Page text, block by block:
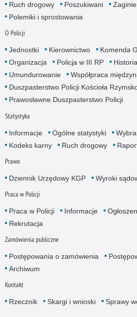
Ruch drogowy
Poszukiwani
Polemiki i sprostowania
O Policji
Jednostki Kierownictwo
Komenda
Organizacja
Policja w III RP Historia
Umundurowanie
Współpraca
Duszpasterstwo Policji Kościoła
Prawosławne Duszpasterstwo Policji
Statystyka
Informacje Ogólne statystyki
Kodeks karny
Ruch drogowy
Prawo
Dziennik Urzędowy KGP Wyroki
Praca w Policji
Praca w Policji Informacje
Rekrutacja
Zamówienia publiczne
Postępowania o zamówienia
Archiwum
Kontakt
Rzecznik Skargi i wnioski Sprawy